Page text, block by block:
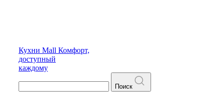
Кухни Mall Комфорт,
доступный
каждому
Поиск